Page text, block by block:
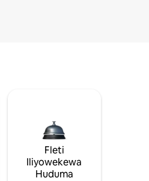
Fleti
Iliyowekewa
Huduma